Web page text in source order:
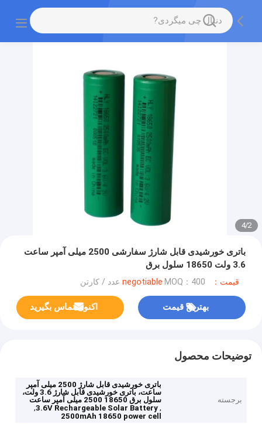
2
/
4
باتری خورشیدی قابل شارژ سفارشی 2500 میلی آمپر ساعت
3.6 ولت 18650 سلول برق
قیمت：negotiable MOQ：400 عدد / کارتن
بهترین قیمت اکنون تماس بگیرید
توضیحات محصول
برجسته
باتری خورشیدی قابل شارژ 2500 میلی آمپر
ساعت، باتری خورشیدی قابل شارژ 3.6 ولت،
سلول برق 18650 2500 میلی آمپر ساعت
,
3.6V Rechargeable Solar Battery
,
2500mAh 18650 power cell